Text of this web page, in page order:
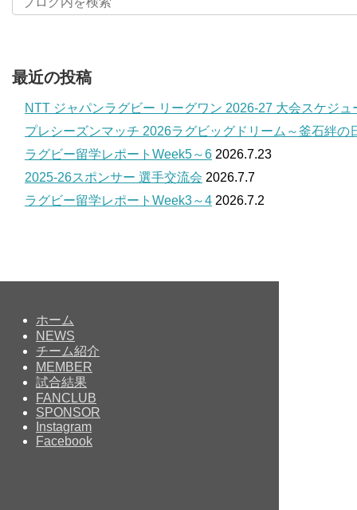
最近の投稿
NTT ジャパンラグビー リーグワン 2026-27 大会スケジュ
プレシーズンマッチ 2026ラグビッグドリーム～釜石絆の
ラグビー留学レポートWeek5～6 2026.7.23
2025-26スポンサー 選手交流会 2026.7.7
ラグビー留学レポートWeek3～4 2026.7.2
ホーム
NEWS
チーム紹介
MEMBER
試合結果
FANCLUB
SPONSOR
Instagram
Facebook